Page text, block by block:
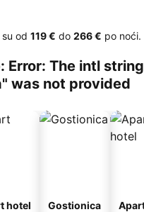
od ‎119 € do ‎266 € po noći.
Error: The intl string
was not provided
hotel Gostionica